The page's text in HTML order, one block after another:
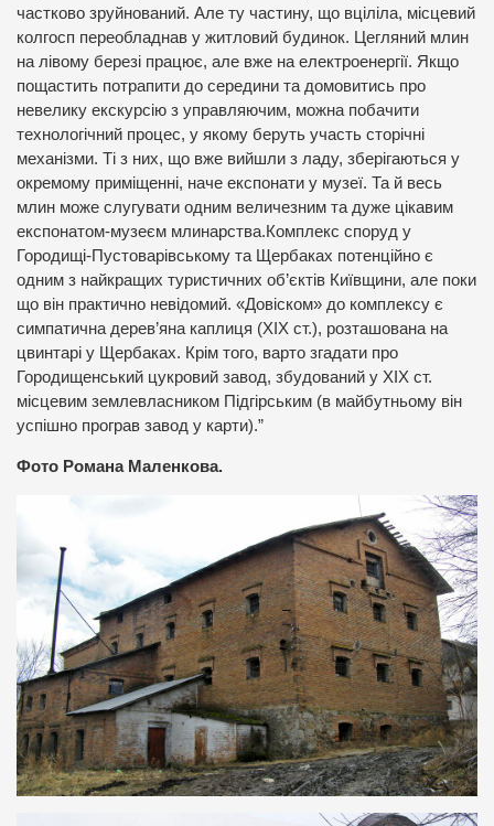
частково зруйнований. Але ту частину, що вціліла, місцевий
колгосп переобладнав у житловий будинок. Цегляний млин
на лівому березі працює, але вже на електроенергії. Якщо
пощастить потрапити до середини та домовитись про
невелику екскурсію з управляючим, можна побачити
технологічний процес, у якому беруть участь сторічні
механізми. Ті з них, що вже вийшли з ладу, зберігаються у
окремому приміщенні, наче експонати у музеї. Та й весь
млин може слугувати одним величезним та дуже цікавим
експонатом-музеєм млинарства.Комплекс споруд у
Городищі-Пустоварівському та Щербаках потенційно є
одним з найкращих туристичних об’єктів Київщини, але поки
що він практично невідомий. «Довіском» до комплексу є
симпатична дерев’яна каплиця (ХІХ ст.), розташована на
цвинтарі у Щербаках. Крім того, варто згадати про
Городищенський цукровий завод, збудований у ХІХ ст.
місцевим землевласником Підгірським (в майбутньому він
успішно програв завод у карти).”
Фото Романа Маленкова.